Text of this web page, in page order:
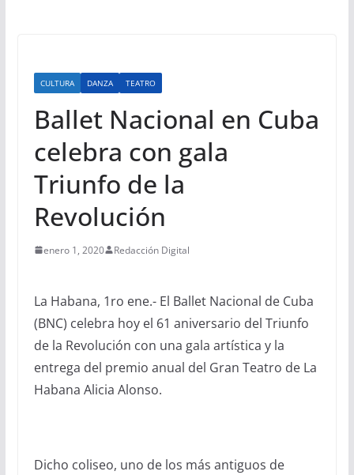
CULTURA DANZA TEATRO
Ballet Nacional en Cuba
celebra con gala
Triunfo de la
Revolución
enero 1, 2020 Redacción Digital
La Habana, 1ro ene.- El Ballet Nacional de Cuba
(BNC) celebra hoy el 61 aniversario del Triunfo
de la Revolución con una gala artística y la
entrega del premio anual del Gran Teatro de La
Habana Alicia Alonso.
Dicho coliseo, uno de los más antiguos de